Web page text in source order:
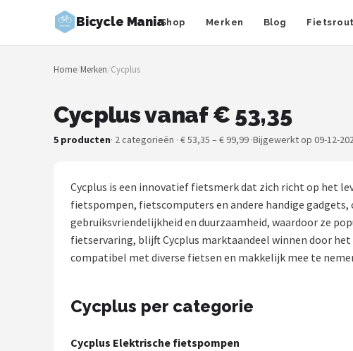
Bicycle ManiaShop Merken Blog
Zoeken
NAVIGATIE
Merken
Fietsroutes
Kinderfietsen
Elektrische fietsen
Mountainbikes
Home/Merken/Cycplus
Cycplus vanaf € 53,35
5 producten· 2 categorieën · € 53,35 – € 99,99 ·Bijgewerkt op 09-12-
Cycplus is een innovatief fietsmerk dat zich richt op het
fietspompen, fietscomputers en andere handige
gebruiksvriendelijkheid en duurzaamheid, waardoor ze
fietservaring, blijft Cycplus marktaandeel winnen door
compatibel met diverse fietsen en makkelijk mee te
Cycplus per categorie
Cycplus Elektrische fietspompen